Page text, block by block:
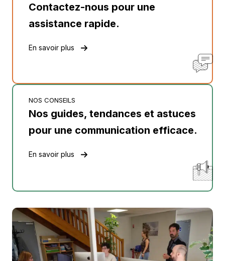
Contactez-nous pour une
assistance rapide.
En savoir plus
NOS CONSEILS
Nos guides, tendances et astuces
pour une communication efficace.
En savoir plus